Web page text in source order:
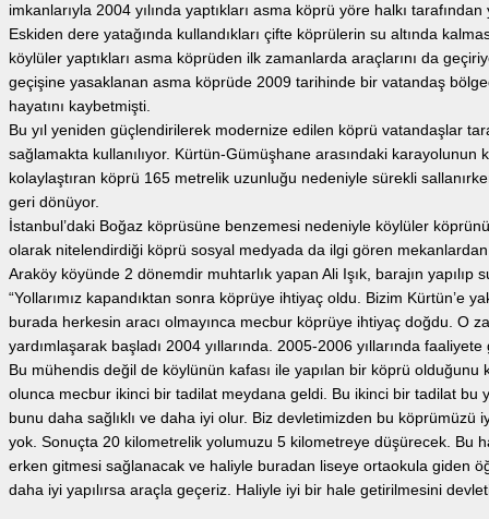
imkanlarıyla 2004 yılında yaptıkları asma köprü yöre halkı
Eskiden dere yatağında kullandıkları çifte köprülerin su altında
köylüler yaptıkları asma köprüden ilk zamanlarda araçlarını da
geçişine yasaklanan asma köprüde 2009 tarihinde bir vatandaş
hayatını kaybetmişti.
Bu yıl yeniden güçlendirilerek modernize edilen köprü vatandaşlar
sağlamakta kullanılıyor. Kürtün-Gümüşhane arasındaki karayolunun
kolaylaştıran köprü 165 metrelik uzunluğu nedeniyle sürekli
geri dönüyor.
İstanbul’daki Boğaz köprüsüne benzemesi nedeniyle köylüler
olarak nitelendirdiği köprü sosyal medyada da ilgi gören
Araköy köyünde 2 dönemdir muhtarlık yapan Ali Işık, barajın
“Yollarımız kapandıktan sonra köprüye ihtiyaç oldu. Bizim Kürtün’e
burada herkesin aracı olmayınca mecbur köprüye ihtiyaç doğdu. O
yardımlaşarak başladı 2004 yıllarında. 2005-2006 yıllarında
Bu mühendis değil de köylünün kafası ile yapılan bir köprü
olunca mecbur ikinci bir tadilat meydana geldi. Bu ikinci bir tadilat bu
bunu daha sağlıklı ve daha iyi olur. Biz devletimizden bu köprümüzü
yok. Sonuçta 20 kilometrelik yolumuzu 5 kilometreye düşürecek. Bu
erken gitmesi sağlanacak ve haliyle buradan liseye ortaokula giden
daha iyi yapılırsa araçla geçeriz. Haliyle iyi bir hale getirilmesini